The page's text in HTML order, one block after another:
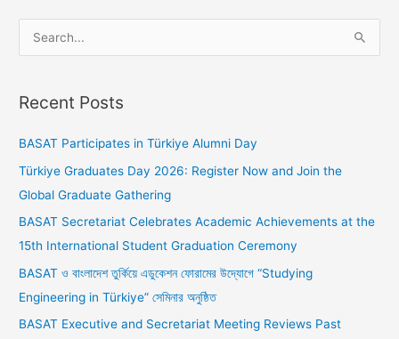
r
c
Recent Posts
BASAT Participates in Türkiye Alumni Day
Türkiye Graduates Day 2026: Register Now and Join the
Global Graduate Gathering
BASAT Secretariat Celebrates Academic Achievements at the
15th International Student Graduation Ceremony
BASAT ও বাংলাদেশ তুর্কিয়ে এডুকেশন ফোরামের উদ্যোগে “Studying
Engineering in Türkiye” সেমিনার অনুষ্ঠিত
BASAT Executive and Secretariat Meeting Reviews Past